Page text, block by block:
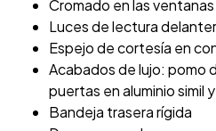
Cromado en las
Luces de lectura
Espejo de cortesía en
Acabados de lujo: pomo
puertas en aluminio simil
Bandeja trasera rígida